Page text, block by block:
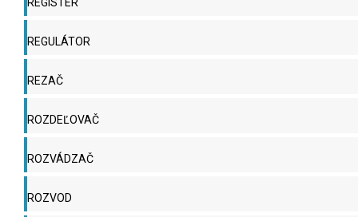
REGULÁTOR
REZAČ
ROZDEĽOVAČ
ROZVÁDZAČ
ROZVOD